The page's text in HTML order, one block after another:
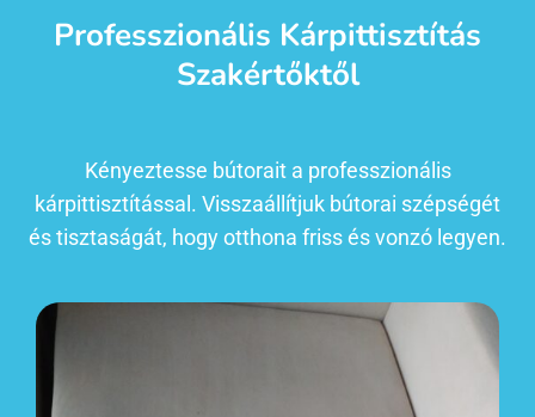
Professzionális Kárpittisztítás
Szakértőktől
Kényeztesse bútorait a professzionális
kárpittisztítással. Visszaállítjuk bútorai szépségét
és tisztaságát, hogy otthona friss és vonzó legyen.